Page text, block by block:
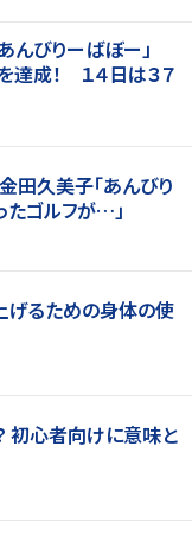
んびりーばぼー」
達成！ １４日は３７
田久美子「あんびり
たゴルフが…」
げるための身体の使
初心者向けに意味と